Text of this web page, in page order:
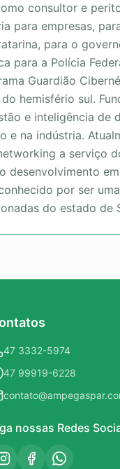
consultor e
para empresas,
para o
para a Polícia
Guardião
hemisfério sul.
e inteligência de
e na indústria.
a serviço
desenvolvimento
por ser
do estado de
47 3332-5974
47 99919-6228
nossas Redes